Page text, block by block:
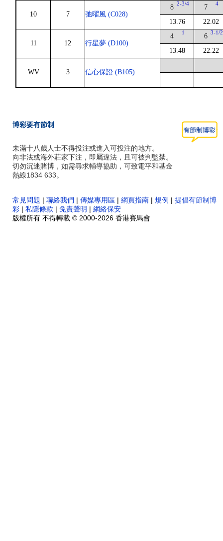
10 7 弛曜風 (C028)
8 2-3/4
13.76
7 4
22.02
11 12 行星夢 (D100)
4 1
13.48
6 3-1/2
22.22
WV 3 信心保證 (B105)
博彩要有節制
未滿十八歲人士不得投注或進入可投注的地方。
向非法或海外莊家下注，即屬違法，且可被判監禁。
切勿沉迷賭博，如需尋求輔導協助，可致電平和基金
熱線1834 633。
常見問題 | 聯絡我們 | 傳媒專用區 | 網頁指南 | 規例 | 提倡有節制博
彩 | 私隱條款 | 免責聲明 | 網絡保安
版權所有 不得轉載 © 2000-2026 香港賽馬會